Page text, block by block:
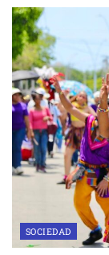
SOCIEDAD